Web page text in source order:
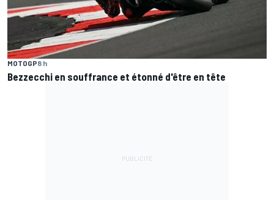
MOTOGP8 h
Bezzecchi en souffrance et étonné d'être en tête